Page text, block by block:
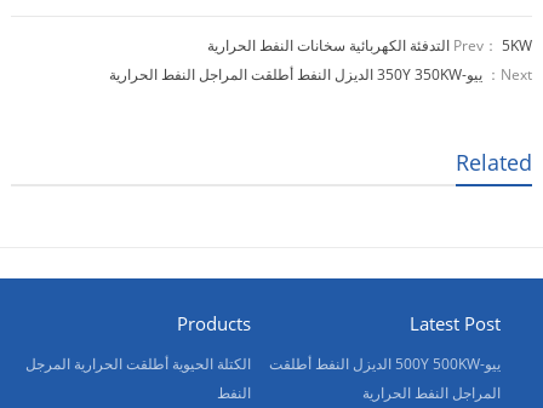
Prev：5KW التدفئة الكهربائية سخانات النفط الحرارية
Next：
ييو-350Y 350KW الديزل النفط أطلقت المراجل النفط الحرارية
Related
Products
الكتلة الحيوية أطلقت الحرارية المرجل
النفط
Latest Post
ييو-500Y 500KW الديزل النفط أطلقت
المراجل النفط الحرارية